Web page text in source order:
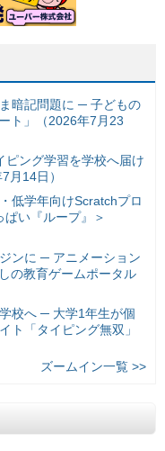
暗記問題に ─ 子どもの
ト」（2026年7月23
ピング学習を学校へ届け
月14日）
低学年向けScratchプロ
い『ループ』＞
ンに ─ アニメーション
の教育ゲームポータル
校へ ─ 大学1年生が個
ト「タイピング無双」
ズームイン一覧 >>